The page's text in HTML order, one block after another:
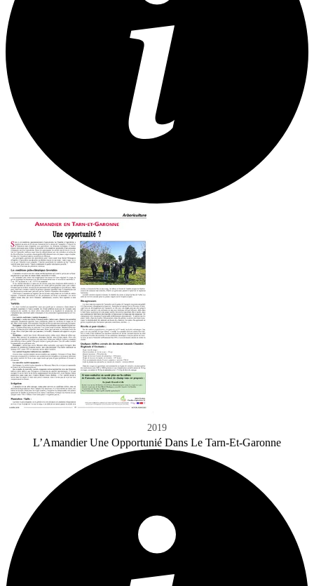
2019
L’Amandier Une Opportunié Dans Le Tarn-Et-Garonne